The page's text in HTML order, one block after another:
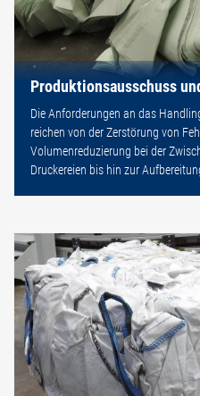
Produktionsausschuss
Die Anforderungen an das
reichen von der Zerstörung von
Volumenreduzierung bei der
Druckereien bis hin zur